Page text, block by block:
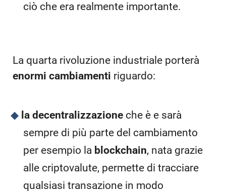
ciò che era realmente importante.
La quarta rivoluzione industriale porterà
enormi cambiamenti riguardo:
la decentralizzazioneche è e sarà
sempre di più parte del cambiamento
per esempio la blockchain, nata grazie
alle criptovalute, permette di tracciare
qualsiasi transazione in modo